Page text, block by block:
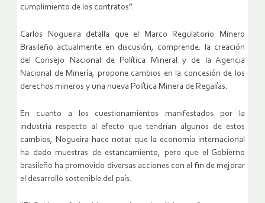
cumplimiento de los contratos”.
Carlos Nogueira detalla que el Marco Regulatorio Minero
Brasileño actualmente en discusión, comprende: la creación
del Consejo Nacional de Política Mineral y de la Agencia
Nacional de Minería, propone cambios en la concesión de los
derechos mineros y una nueva Política Minera de Regalías.
En cuanto a los cuestionamientos manifestados por la
industria respecto al efecto que tendrían algunos de estos
cambios, Nogueira hace notar que la economía internacional
ha dado muestras de estancamiento, pero que el Gobierno
brasileño ha promovido diversas acciones con el fin de mejorar
el desarrollo sostenible del país.